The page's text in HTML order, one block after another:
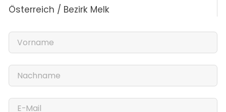
Österreich / Bezirk Melk